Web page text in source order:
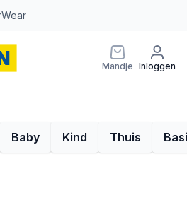
Mandje Inloggen
Baby Kind Thuis